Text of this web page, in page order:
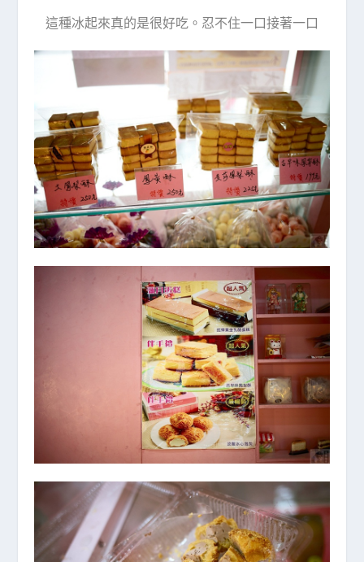
這種冰起來真的是很好吃。忍不住一口接著一口